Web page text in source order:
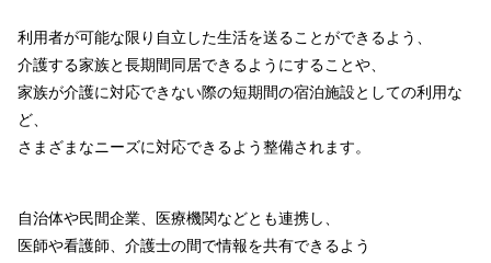
利用者が可能な限り自立した生活を送ることができるよう、
介護する家族と長期間同居できるようにすることや、
家族が介護に対応できない際の短期間の宿泊施設としての利用な
ど、
さまざまなニーズに対応できるよう整備されます。
自治体や民間企業、医療機関などとも連携し、
医師や看護師、介護士の間で情報を共有できるよう